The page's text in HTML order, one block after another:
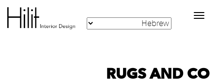
Toggle
navigation
RUGS AND CO